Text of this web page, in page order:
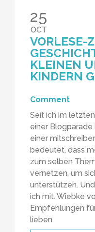
25
OCT
VORLESE-
KLEINEN
INDERN
Comment
Seit ich im
einer
einer
bedeutet, dass
zum selben
vernetzen, um
unterstützen.
ich mit. Wiebke
Empfehlungen
lieben